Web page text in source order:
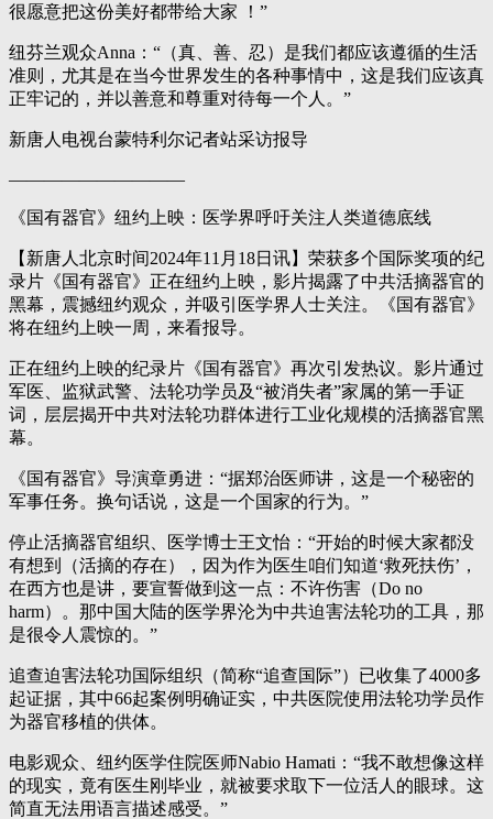
很愿意把这份美好都带给大家 ！”
纽芬兰观众Anna：“（真、善、忍）是我们都应该遵循的生活
准则，尤其是在当今世界发生的各种事情中，这是我们应该真
正牢记的，并以善意和尊重对待每一个人。”
新唐人电视台蒙特利尔记者站采访报导
——————————
《国有器官》纽约上映：医学界呼吁关注人类道德底线
【新唐人北京时间2024年11月18日讯】荣获多个国际奖项的纪
录片《国有器官》正在纽约上映，影片揭露了中共活摘器官的
黑幕，震撼纽约观众，并吸引医学界人士关注。《国有器官》
将在纽约上映一周，来看报导。
正在纽约上映的纪录片《国有器官》再次引发热议。影片通过
军医、监狱武警、法轮功学员及“被消失者”家属的第一手证
词，层层揭开中共对法轮功群体进行工业化规模的活摘器官黑
幕。
《国有器官》导演章勇进：“据郑治医师讲，这是一个秘密的
军事任务。换句话说，这是一个国家的行为。”
停止活摘器官组织、医学博士王文怡：“开始的时候大家都没
有想到（活摘的存在），因为作为医生咱们知道‘救死扶伤’，
在西方也是讲，要宣誓做到这一点：不许伤害（Do no
harm）。那中国大陆的医学界沦为中共迫害法轮功的工具，那
是很令人震惊的。”
追查迫害法轮功国际组织（简称“追查国际”）已收集了4000多
起证据，其中66起案例明确证实，中共医院使用法轮功学员作
为器官移植的供体。
电影观众、纽约医学住院医师Nabio Hamati：“我不敢想像这样
的现实，竟有医生刚毕业，就被要求取下一位活人的眼球。这
简直无法用语言描述感受。”